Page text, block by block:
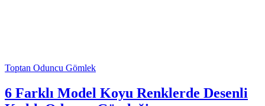
Toptan Oduncu Gömlek
6 Farklı Model Koyu Renklerde Desenli